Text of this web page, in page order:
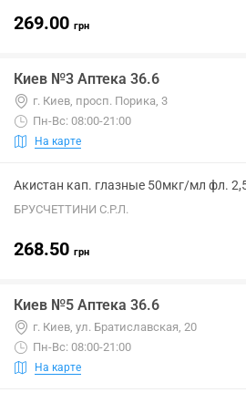
269.00 грн
Киев №3 Аптека 36.6
г. Киев, просп. Порика, 3
Пн-Вс: 08:00-21:00
На карте
Акистан кап. глазные 50мкг/мл фл.
БРУСЧЕТТИНИ С.Р.Л.
268.50 грн
Киев №5 Аптека 36.6
г. Киев, ул. Братиславская, 20
Пн-Вс: 08:00-21:00
На карте